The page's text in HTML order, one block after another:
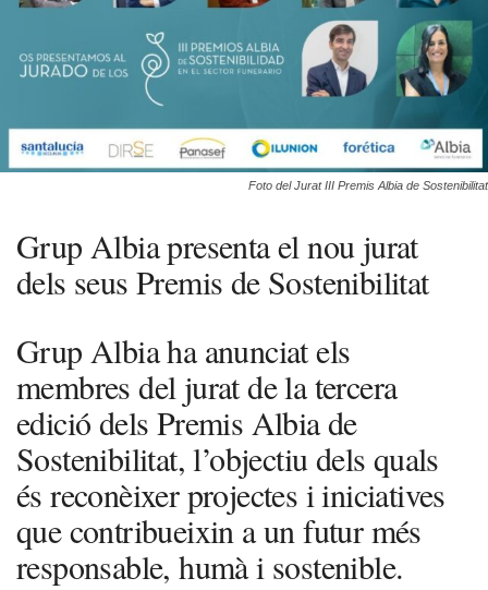
Foto del Jurat III Premis Albia de Sostenibilitat
Grup Albia presenta el nou jurat
dels seus Premis de Sostenibilitat
Grup Albia ha anunciat els
membres del jurat de la tercera
edició dels Premis Albia de
Sostenibilitat, l’objectiu dels quals
és reconèixer projectes i iniciatives
que contribueixin a un futur més
responsable, humà i sostenible.